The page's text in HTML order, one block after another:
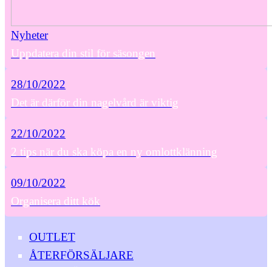
Nyheter
Uppdatera din stil för säsongen
28/10/2022
Det är därför din nagelvård är viktig
22/10/2022
2 tips när du ska köpa en ny omlottklänning
09/10/2022
Organisera ditt kök
OUTLET
ÅTERFÖRSÄLJARE